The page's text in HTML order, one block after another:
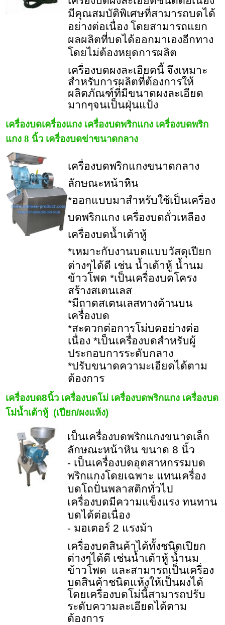
มีคุณสมบัติพิเศษที่สามารถบดได้
อย่างต่อเนื่อง โดยสามารถแยก
ผลผลิตที่บดได้ออกมาเองอีกทาง
โดยไม่ต้องหยุดการผลิต
เครื่องบดผงละเอียดนี้ จึงเหมาะ
สำหรับการผลิตที่ต้องการให้
ผลิตภัณฑ์ที่มีขนาดผงละเอียด
มากๆจนเป็นฝุ่นแป้ง
เครื่องบดเครื่องแกง เครื่องบดพริกแกง เครื่องบดพริก
แกง 8 นิ้ว เครื่องบดข่าขนาดกลาง
เครื่องบดพริกแกงขนาดกลาง
ลักษณะหน้าหิน
*ออกแบบมาสำหรับใช้เป็นเครื่อง
บดพริกแกง เครื่องบดถั่วเหลือง
เครื่องบดน้ำเต้าหู้
*เหมาะกับงานบดแบบวัสดุเปียก
ต่างๆได้ดี เช่น น้ำเต้าหู้ น้ำนม
ข้าวโพด *เป็นเครื่องบดโครง
สร้างสเตนเลส
*มีถาดสเตนเลสทางด้านบน
เครื่องบด
*สะดวกต่อการโม่บดอย่างต่อ
เนื่อง *เป็นเครื่องบดสำหรับผู้
ประกอบการระดับกลาง
*ปรับขนาดความะเอียดได้ตาม
ต้องการ
เครื่องบด8นิ้ว เครื่องบดโม่ เครื่องบดพริกแกง เครื่องบด
โม่น้ำเต้าหู้ (เปียก/ผงแห้ง)
เป็นเครื่องบดพริกแกงขนาดเล็ก
ลักษณะหน้าหิน ขนาด 8 นิ้ว
- เป็นเครื่องบดอุตสาหกรรมบด
พริกแกงโดยเฉพาะ แทนเครื่อง
บดโถปั่นพลาสติกทั่วไป
เครื่องบดมีความแข็งแรง ทนทาน
บดได้ต่อเนื่อง
- มอเตอร์ 2 แรงม้า
เครื่องบดสินค้าได้ทั้งชนิดเปียก
ต่างๆได้ดี เช่นน้ำเต้าหู้ น้ำนม
ข้าวโพด และสามารถเป็นเครื่อง
บดสินค้าชนิดแห้งให้เป็นผงได้
โดยเครื่องบดโม่นี้สามารถปรับ
ระดับความละเอียดได้ตาม
ต้องการ